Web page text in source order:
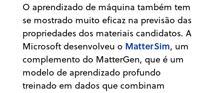
O aprendizado de máquina também tem
se mostrado muito eficaz na previsão das
propriedades dos materiais candidatos. A
Microsoft desenvolveu o MatterSim, um
complemento do MatterGen, que é um
modelo de aprendizado profundo
treinado em dados que combinam